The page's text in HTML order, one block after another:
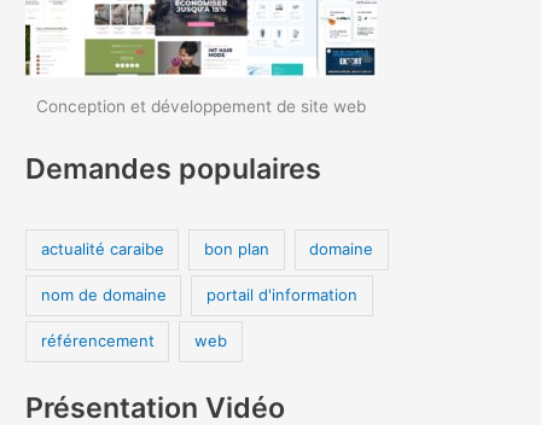
Conception et développement de site web
Demandes populaires
actualité caraibe bon plan domaine
nom de domaine portail d'information
référencement web
Présentation Vidéo